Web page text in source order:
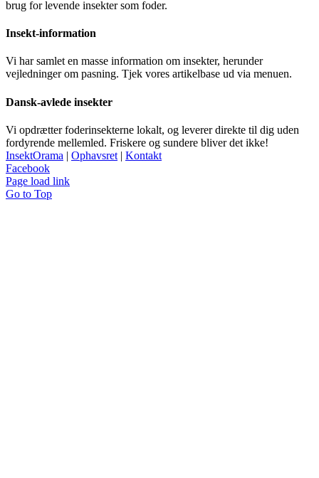
brug for levende insekter som foder.
Insekt-information
Vi har samlet en masse information om insekter, herunder
vejledninger om pasning. Tjek vores artikelbase ud via menuen.
Dansk-avlede insekter
Vi opdrætter foderinsekterne lokalt, og leverer direkte til dig uden
fordyrende mellemled. Friskere og sundere bliver det ikke!
InsektOrama | Ophavsret | Kontakt
Facebook
Page load link
Go to Top